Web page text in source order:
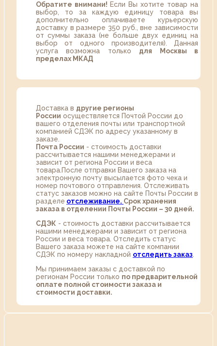
Обратите внимани! Если Вы хотите товар на
выбор, то за каждую единицу товара вы
дополнительно оплачиваете курьерскую
доставку в размере 350 руб., вне зависимости
от суммы заказа (не больше двух единиц на
выбор от одного производителя). Данная
услуга возможна только для Москвы в
пределах МКАД
Доставка в другие регионы
России осуществляется Почтой России до
вашего отделения почты или транспортной
компанией СДЭК по адресу указанному в
заказе.
Почта России - стоимость доставки
рассчитывается нашими менеджерами и
зависит от региона России и веса
товара.После отправки Вашего заказа на
электронную почту высылается фото чека и
номер почтового отправления. Отслеживать
статус заказов можно на сайте Почты России в
разделе oтслеживание. Срок хранения
заказа в отделении Почты России – 30 дней.
СДЭК - стоимость доставки рассчитывается
нашими менеджерами и зависит от региона
России и веса товара. Отследить статус
Вашего заказа можете на сайте компании
СДЭК по номеру накладной отследить заказ
Мы принимаем заказы с доставкой по
регионам России только по предварительной
оплате полной стоимости заказа и
стоимости доставки.